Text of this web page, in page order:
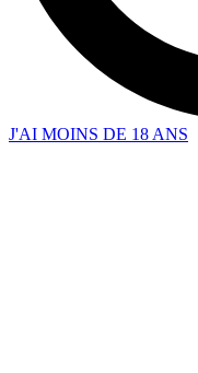
J'AI MOINS DE 18 ANS